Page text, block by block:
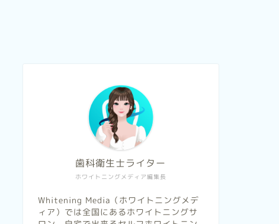
ホワイトニングメディア編集長
歯科衛生士ライター
Whitening Media（ホワイトニングメデ
ィア）では全国にあるホワイトニングサ